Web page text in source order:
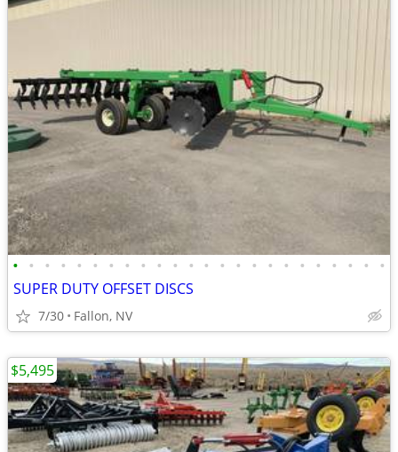
• • • • • • • • • • • • • • • • • • • • • • • •
SUPER DUTY OFFSET DISCS
7/30 Fallon, NV
$5,495